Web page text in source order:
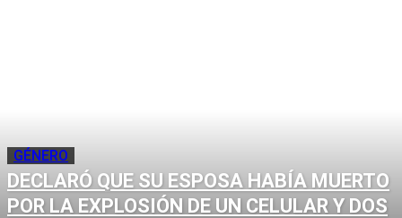
GÉNERO
DECLARÓ QUE SU ESPOSA HABÍA MUERTO
POR LA EXPLOSIÓN DE UN CELULAR Y DOS